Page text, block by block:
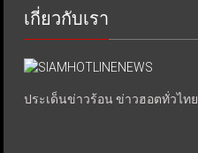
เกี่ยวกับเรา
ประเด็นข่าวร้อน ข่าวฮอตทั่วไทย.